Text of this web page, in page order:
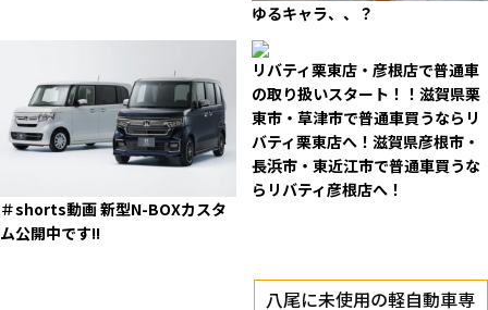
ゆるキャラ、、？
＃shorts動画 新型N-BOXカスタ
ム公開中です!!
リバティ栗東店・彦根店で普通車
の取り扱いスタート！！滋賀県栗
東市・草津市で普通車買うならリ
バティ栗東店へ！滋賀県彦根市・
長浜市・東近江市で普通車買うな
らリバティ彦根店へ！
八尾に未使用の軽自動車専